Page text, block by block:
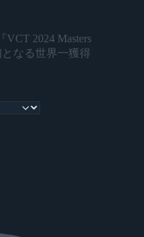
VCT 2024 Masters
となる世界一獲得